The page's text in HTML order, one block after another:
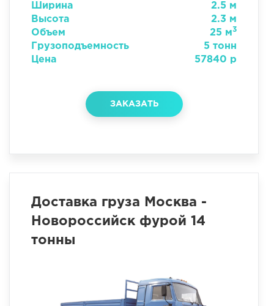
Ширина
2.5 м
Высота
2.3 м
Объем
25 м3
Грузоподъемность
5 тонн
Цена
57840 р
ЗАКАЗАТЬ
Доставка груза Москва -
Новороссийск фурой 14
тонны